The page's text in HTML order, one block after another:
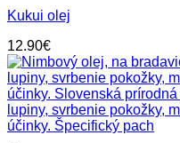
Kukui olej
12.90€